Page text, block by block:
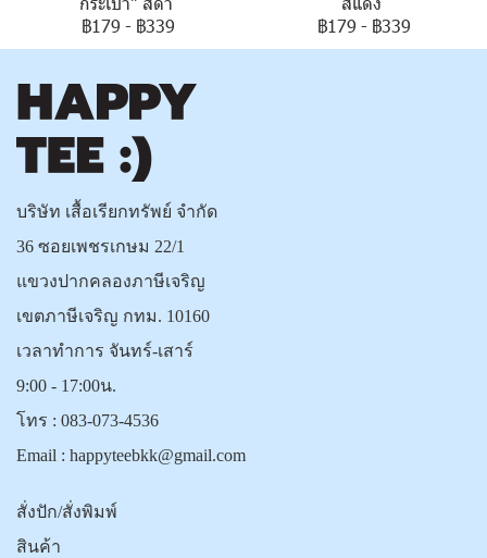
฿179 - ฿339
฿179 - ฿339
บริษัท เสื้อเรียกทรัพย์ จำกัด
36 ซอยเพชรเกษม 22/1
แขวงปากคลองภาษีเจริญ
เขตภาษีเจริญ กทม. 10160
เวลาทำการ จันทร์-เสาร์
9:00 - 17:00น.
โทร : 083-073-4536
Email : happyteebkk@gmail.com
สั่งปัก/สั่งพิมพ์
สินค้า